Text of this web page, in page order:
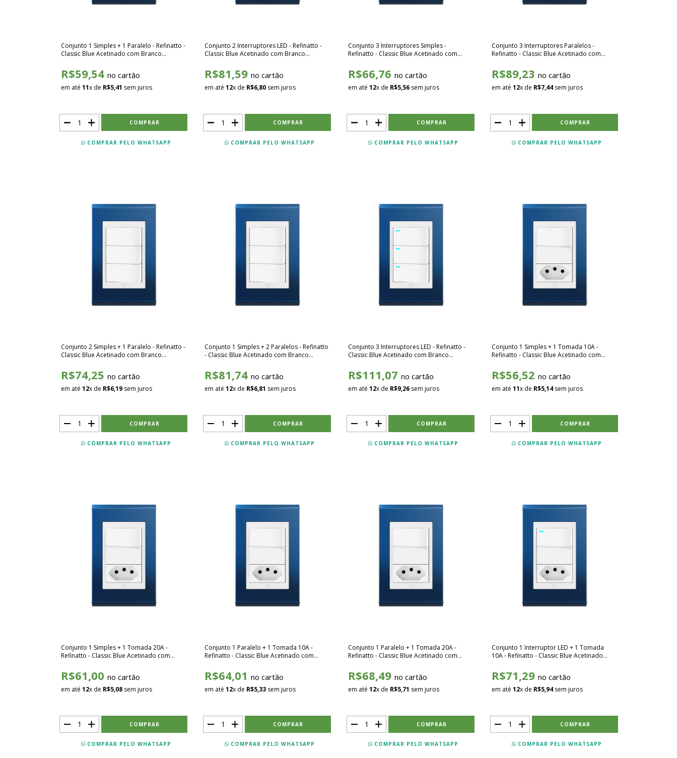
Conjunto 1 Simples + 1 Paralelo - Refinatto -
Classic Blue Acetinado com Branco
R$59,54 no cartão
em até 11x de R$5,41 sem juros
COMPRAR PELO WHATSAPP
Conjunto 2 Interruptores LED - Refinatto -
Classic Blue Acetinado com Branco
R$81,59 no cartão
em até 12x de R$6,80 sem juros
COMPRAR PELO WHATSAPP
Conjunto 3 Interruptores Simples -
Refinatto - Classic Blue Acetinado com
R$66,76 no cartão
em até 12x de R$5,56 sem juros
COMPRAR PELO WHATSAPP
Conjunto 3 Interruptores Paralelos -
Refinatto - Classic Blue Acetinado com
R$89,23 no cartão
em até 12x de R$7,44 sem juros
COMPRAR PELO WHATSAPP
Conjunto 2 Simples + 1 Paralelo - Refinatto -
Classic Blue Acetinado com Branco
R$74,25 no cartão
em até 12x de R$6,19 sem juros
COMPRAR PELO WHATSAPP
Conjunto 1 Simples + 2 Paralelos - Refinatto
- Classic Blue Acetinado com Branco
R$81,74 no cartão
em até 12x de R$6,81 sem juros
COMPRAR PELO WHATSAPP
Conjunto 3 Interruptores LED - Refinatto -
Classic Blue Acetinado com Branco
R$111,07 no cartão
em até 12x de R$9,26 sem juros
COMPRAR PELO WHATSAPP
Conjunto 1 Simples + 1 Tomada 10A -
Refinatto - Classic Blue Acetinado com
R$56,52 no cartão
em até 11x de R$5,14 sem juros
COMPRAR PELO WHATSAPP
Conjunto 1 Simples + 1 Tomada 20A -
Refinatto - Classic Blue Acetinado com
R$61,00 no cartão
em até 12x de R$5,08 sem juros
COMPRAR PELO WHATSAPP
Conjunto 1 Paralelo + 1 Tomada 10A -
Refinatto - Classic Blue Acetinado com
R$64,01 no cartão
em até 12x de R$5,33 sem juros
COMPRAR PELO WHATSAPP
Conjunto 1 Paralelo + 1 Tomada 20A -
Refinatto - Classic Blue Acetinado com
R$68,49 no cartão
em até 12x de R$5,71 sem juros
COMPRAR PELO WHATSAPP
Conjunto 1 Interruptor LED + 1 Tomada
10A - Refinatto - Classic Blue Acetinado
R$71,29 no cartão
em até 12x de R$5,94 sem juros
COMPRAR PELO WHATSAPP